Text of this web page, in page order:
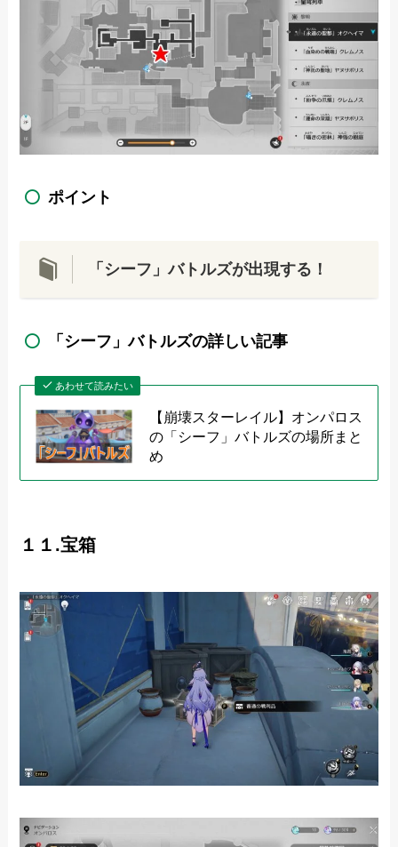
ポイント
「シーフ」バトルズが出現する！
「シーフ」バトルズの詳しい記事
あわせて読みたい
【崩壊スターレイル】オンパロス
の「シーフ」バトルズの場所まと
め
１１.宝箱